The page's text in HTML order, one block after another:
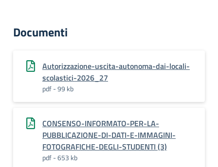
Documenti
Autorizzazione-uscita-autonoma-dai-locali-
scolastici-2026_27
pdf - 99 kb
CONSENSO-INFORMATO-PER-LA-
PUBBLICAZIONE-DI-DATI-E-IMMAGINI-
FOTOGRAFICHE-DEGLI-STUDENTI (3)
pdf - 653 kb